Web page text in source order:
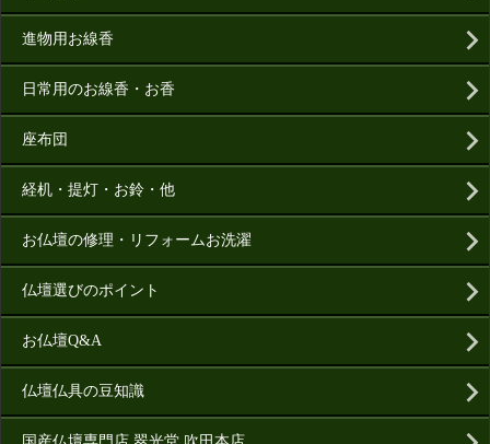
進物用お線香
日常用のお線香・お香
座布団
経机・提灯・お鈴・他
お仏壇の修理・リフォームお洗濯
仏壇選びのポイント
お仏壇Q&A
仏壇仏具の豆知識